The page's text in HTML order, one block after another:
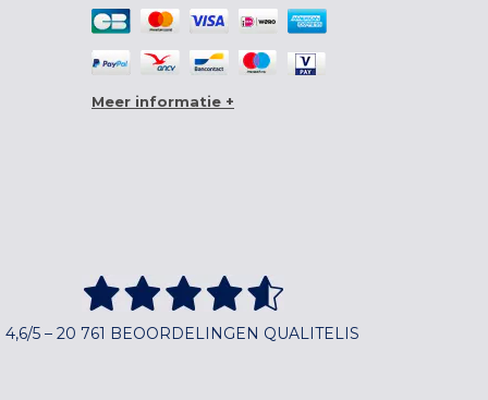
Meer informatie +
4,6/5 – 20 761 BEOORDELINGEN QUALITELIS